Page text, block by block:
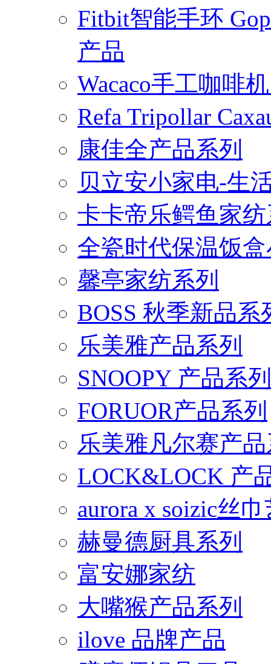
Fitbit智能手环
产品
Wacaco手工咖啡
Refa Tripollar
康佳全产品系列
贝立安小家电-生
卡卡帝乐鳄鱼家
全瓷时代保温饭
馨亭家纺系列
BOSS 秋季新品系
乐美雅产品系列
SNOOPY 产品系列
FORUOR产品系列
乐美雅凡尔赛产
LOCK&LOCK 产
aurora x soizic丝
赫曼德厨具系列
富安娜家纺
大嘴猴产品系列
ilove 品牌产品